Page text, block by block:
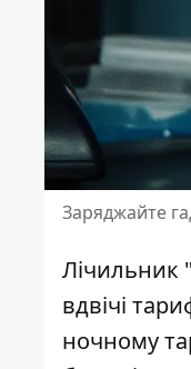
Заряджайте
Лічильник
вдвічі
ночному